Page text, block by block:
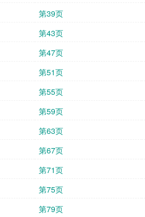
第39页
第43页
第47页
第51页
第55页
第59页
第63页
第67页
第71页
第75页
第79页